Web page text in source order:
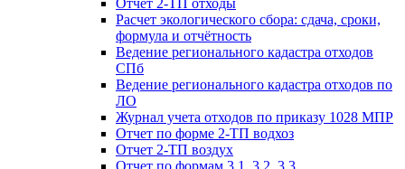
Отчет 2-ТП отходы
Расчет экологического сбора: сдача, сроки,
формула и отчётность
Ведение регионального кадастра отходов
СПб
Ведение регионального кадастра отходов по
ЛО
Журнал учета отходов по приказу 1028 МПР
Отчет по форме 2-ТП водхоз
Отчет 2-ТП воздух